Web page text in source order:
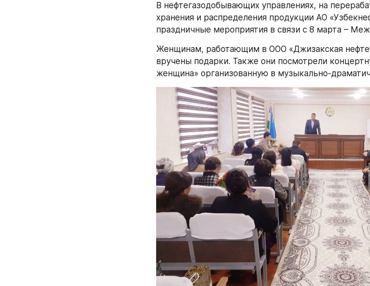
В нефтегазодобывающих управлениях, на
хранения и распределения продукции АО
праздничные мероприятия в связи с 8 марта –
Женщинам, работающим в ООО «Джизакская
вручены подарки. Также они посмотрели
женщина» организованную в музыкально-